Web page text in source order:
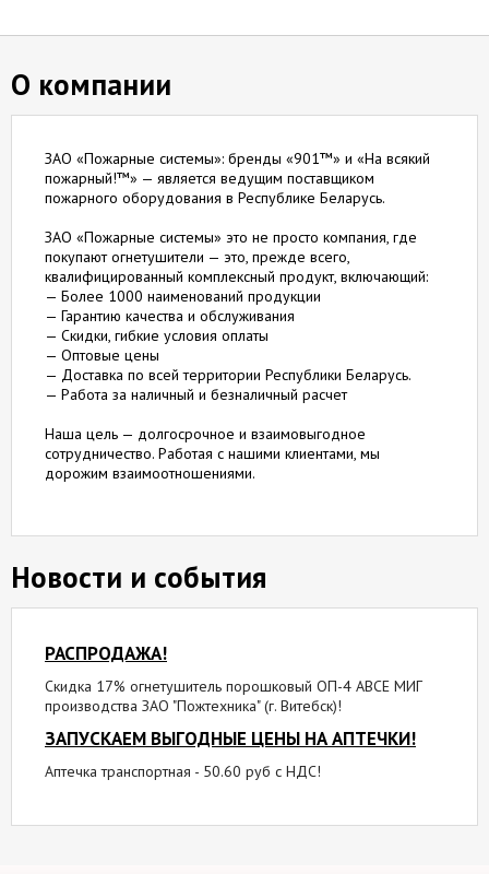
О компании
ЗАО «Пожарные системы»: бренды «901™» и «На всякий
пожарный!™» — является ведущим поставщиком
пожарного оборудования в Республике Беларусь.
ЗАО «Пожарные системы» это не просто компания, где
покупают огнетушители — это, прежде всего,
квалифицированный комплексный продукт, включающий:
— Более 1000 наименований продукции
— Гарантию качества и обслуживания
— Скидки, гибкие условия оплаты
— Оптовые цены
— Доставка по всей территории Республики Беларусь.
— Работа за наличный и безналичный расчет
Наша цель — долгосрочное и взаимовыгодное
сотрудничество. Работая с нашими клиентами, мы
дорожим взаимоотношениями.
Новости и события
РАСПРОДАЖА!
Скидка 17% огнетушитель порошковый ОП-4 АВСЕ МИГ
производства ЗАО "Пожтехника" (г. Витебск)!
ЗАПУСКАЕМ ВЫГОДНЫЕ ЦЕНЫ НА АПТЕЧКИ!
Аптечка транспортная - 50.60 руб с НДС!